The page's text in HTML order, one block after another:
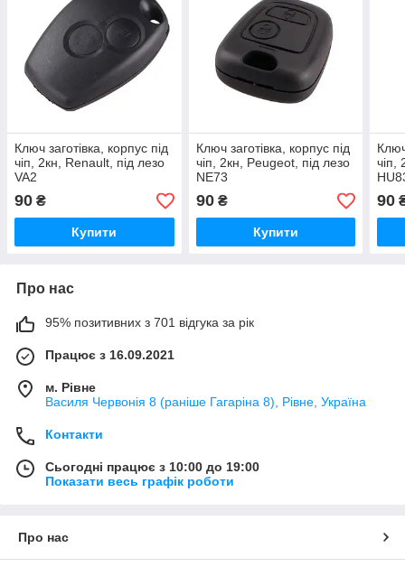
Ключ заготівка, корпус під
чіп, 2кн, Renault, під лезо
VA2
90 ₴
Купити
Ключ заготівка, корпус під
чіп, 2кн, Peugeot, під лезо
NE73
90₴
Купити
чіп,
90
Про нас
95% позитивних з 701 відгука за рік
Працює з 16.09.2021
м. Рівне
Василя Червонія 8 (раніше Гагаріна 8), Рівне, Україна
Контакти
Сьогодні працює з 10:00 до 19:00
Показати весь графік роботи
Про нас